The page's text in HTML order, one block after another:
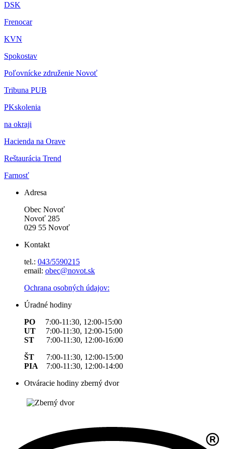
DSK
Frenocar
KVN
Spokostav
Poľovnícke združenie Novoť
Tribuna PUB
PKskolenia
na okraji
Hacienda na Orave
Reštaurácia Trend
Farnosť
Adresa
Obec Novoť
Novoť 285
029 55 Novoť
Kontakt
tel.: 043/5590215
email: obec@novot.sk
Ochrana osobných údajov:
Úradné hodiny
PO 7:00-11:30, 12:00-15:00
UT 7:00-11:30, 12:00-15:00
ST 7:00-11:30, 12:00-16:00
ŠT 7:00-11:30, 12:00-15:00
PIA 7:00-11:30, 12:00-14:00
Otváracie hodiny zberný dvor